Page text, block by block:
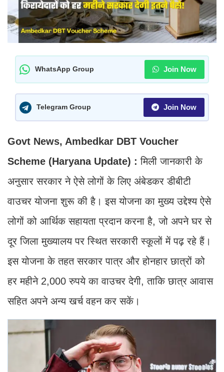
WhatsApp Group Join Now
Telegram Group Join Now
Govt News, Ambedkar DBT Voucher
Scheme (Haryana Update) : मिली जानकारी के
अनुसार सरकार ने ऐसे लोगों के लिए अंबेडकर डीबीटी
वाउचर योजना शुरू की है। इस योजना का मुख्य उद्देश्य ऐसे
लोगों को आर्थिक सहायता प्रदान करना है, जो अपने घर से
दूर जिला मुख्यालय पर स्थित सरकारी स्कूलों में पढ़ रहे हैं।
इस योजना के तहत सरकार पात्र और होनहार छात्रों को
हर महीने 2,000 रुपये का वाउचर देगी, ताकि छात्र आवास
सहित अपने अन्य खर्च वहन कर सकें।